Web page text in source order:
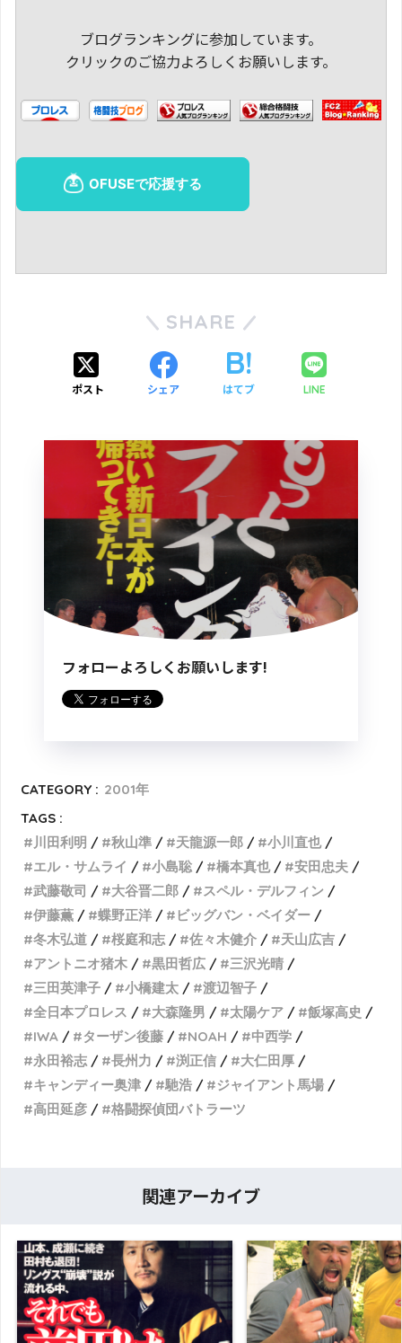
ブログランキングに参加しています。
クリックのご協力よろしくお願いします。
SHARE
ポスト シェア はてブ LINE
フォローよろしくお願いします!
CATEGORY : 2001年
TAGS :
川田利明
秋山準 天龍源一郎
小川直也
エル・サムライ
小島聡 橋本真也
安田忠夫
武藤敬司
大谷晋二郎
スペル・デルフィン
伊藤薫
蝶野正洋
ビッグバン・ベイダー
冬木弘道
桜庭和志 佐々木健介
天山広吉
アントニオ猪木
黒田哲広
三沢光晴
三田英津子
小橋建太
渡辺智子
全日本プロレス
大森隆男 太陽ケア
飯塚高史
IWA
ターザン後藤 NOAH
中西学
永田裕志
長州力 渕正信
大仁田厚
キャンディー奥津
馳浩
ジャイアント馬場
高田延彦
格闘探偵団バトラーツ
関連アーカイブ